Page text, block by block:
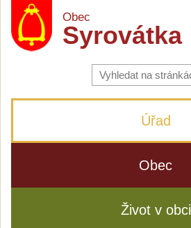
Obec
Syrovátka
Vyhledávání
na
stránkách
Úřad
Obec
Život v obci